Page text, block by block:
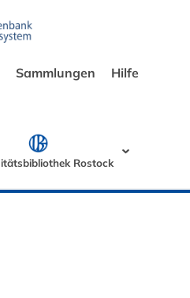
Sammlungen Hilfe
Rostock